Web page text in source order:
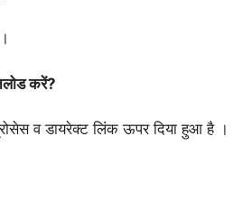
करें?
व डायरेक्ट लिंक ऊपर दिया हुआ है ।